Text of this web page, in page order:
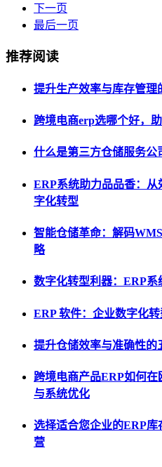
下一页
最后一页
推荐阅读
提升生产效率与库存管
跨境电商erp选哪个好，
什么是第三方仓储服务公
ERP系统助力品品香：
字化转型
智能仓储革命：解码
略
数字化转型利器：ERP
ERP 软件：企业数字化
提升仓储效率与准确性的
跨境电商产品ERP如何
与系统优化
选择适合您企业的ERP
营